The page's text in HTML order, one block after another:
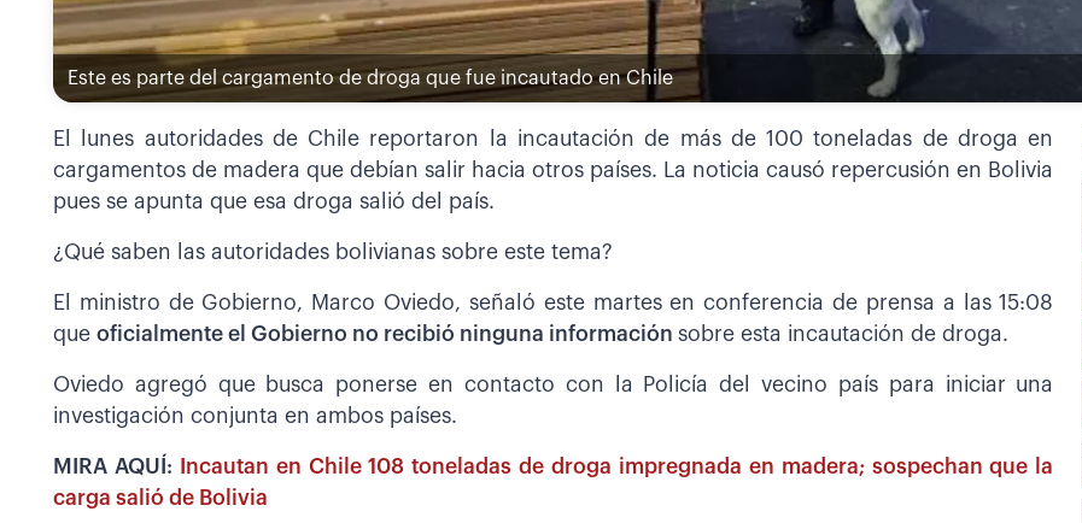
Este es parte del cargamento de droga que fue incautado en Chile
El lunes autoridades de Chile reportaron la incautación de más de 100 toneladas de droga en
cargamentos de madera que debían salir hacia otros países. La noticia causó repercusión en Bolivia
pues se apunta que esa droga salió del país.
¿Qué saben las autoridades bolivianas sobre este tema?
El ministro de Gobierno, Marco Oviedo, señaló este martes en conferencia de prensa a las 15:08
que oficialmente el Gobierno no recibió ninguna información sobre esta incautación de droga.
Oviedo agregó que busca ponerse en contacto con la Policía del vecino país para iniciar una
investigación conjunta en ambos países.
MIRA AQUÍ:
Incautan en Chile 108 toneladas de droga impregnada en madera; sospechan que la
carga salió de Bolivia